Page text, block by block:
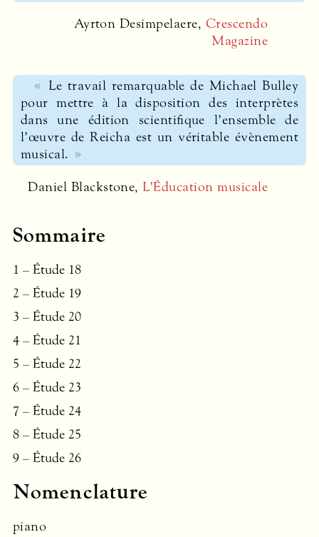
Ayrton Desimpelaere, Crescendo
Magazine
Le travail remarquable de Michael Bulley
pour mettre à la disposition des interprètes
dans une édition scientifique l’ensemble de
l’œuvre de Reicha est un véritable évènement
musical.
Daniel Blackstone, L’Éducation musicale
Sommaire
1 – Étude 18
2 – Étude 19
3 – Étude 20
4 – Étude 21
5 – Étude 22
6 – Étude 23
7 – Étude 24
8 – Étude 25
9 – Étude 26
Nomenclature
piano